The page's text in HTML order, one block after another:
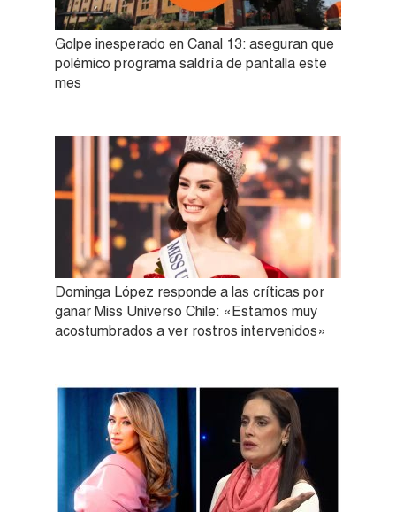
Golpe inesperado en Canal 13: aseguran que
polémico programa saldría de pantalla este
mes
Dominga López responde a las críticas por
ganar Miss Universo Chile: «Estamos muy
acostumbrados a ver rostros intervenidos»